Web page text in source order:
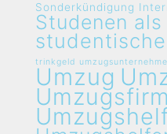
Sonderkündigung
Studenen
trinkgeld
Umzug